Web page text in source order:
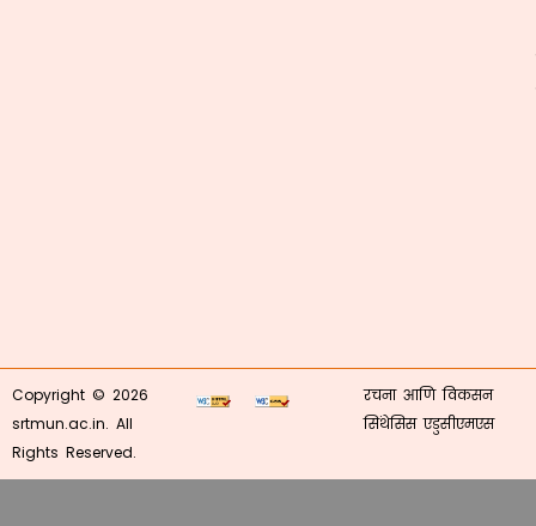
Copyright © 2026
srtmun.ac.in. All
Rights Reserved.
रचना आणि विकसन
सिंथेसिस एडुसीएमएस